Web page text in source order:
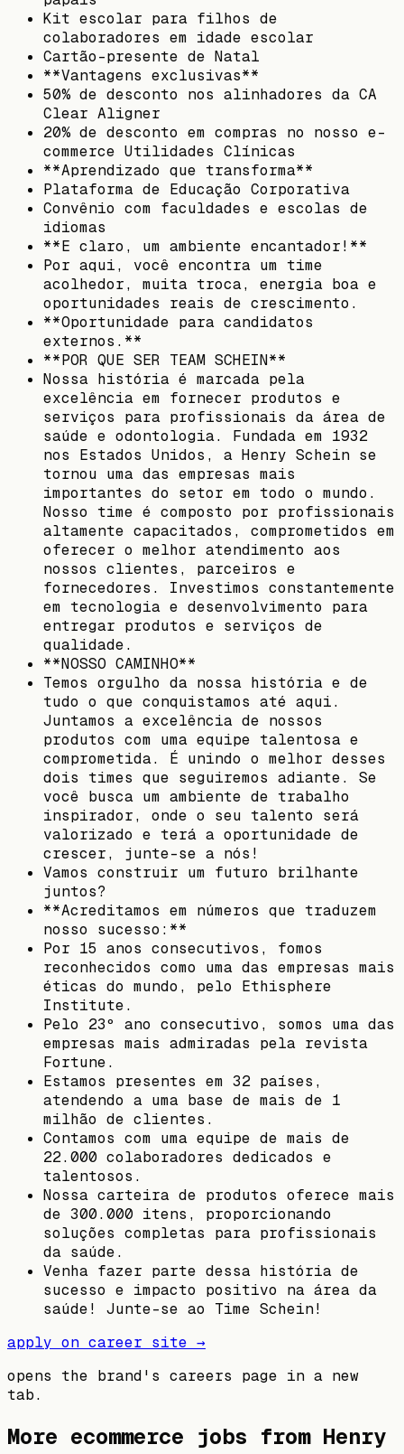
Kit escolar para filhos de
colaboradores em idade escolar
Cartão-presente de Natal
**Vantagens exclusivas**
50% de desconto nos alinhadores da CA
Clear Aligner
20% de desconto em compras no nosso e-
commerce Utilidades Clínicas
**Aprendizado que transforma**
Plataforma de Educação Corporativa
Convênio com faculdades e escolas de
idiomas
**E claro, um ambiente encantador!**
Por aqui, você encontra um time
acolhedor, muita troca, energia boa e
oportunidades reais de crescimento.
**Oportunidade para candidatos
externos.**
**POR QUE SER TEAM SCHEIN**
Nossa história é marcada pela
excelência em fornecer produtos e
serviços para profissionais da área de
saúde e odontologia. Fundada em 1932
nos Estados Unidos, a Henry Schein se
tornou uma das empresas mais
importantes do setor em todo o mundo.
Nosso time é composto por profissionais
altamente capacitados, comprometidos em
oferecer o melhor atendimento aos
nossos clientes, parceiros e
fornecedores. Investimos constantemente
em tecnologia e desenvolvimento para
entregar produtos e serviços de
qualidade.
**NOSSO CAMINHO**
Temos orgulho da nossa história e de
tudo o que conquistamos até aqui.
Juntamos a excelência de nossos
produtos com uma equipe talentosa e
comprometida. É unindo o melhor desses
dois times que seguiremos adiante. Se
você busca um ambiente de trabalho
inspirador, onde o seu talento será
valorizado e terá a oportunidade de
crescer, junte-se a nós!
Vamos construir um futuro brilhante
juntos?
**Acreditamos em números que traduzem
nosso sucesso:**
Por 15 anos consecutivos, fomos
reconhecidos como uma das empresas mais
éticas do mundo, pelo Ethisphere
Institute.
Pelo 23º ano consecutivo, somos uma das
empresas mais admiradas pela revista
Fortune.
Estamos presentes em 32 países,
atendendo a uma base de mais de 1
milhão de clientes.
Contamos com uma equipe de mais de
22.000 colaboradores dedicados e
talentosos.
Nossa carteira de produtos oferece mais
de 300.000 itens, proporcionando
soluções completas para profissionais
da saúde.
Venha fazer parte dessa história de
sucesso e impacto positivo na área da
saúde! Junte-se ao Time Schein!
apply on career site →
opens the brand's careers page in a new
tab.
More ecommerce jobs from Henry